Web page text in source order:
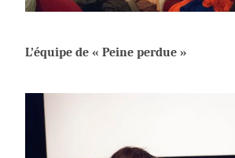
L’équipe de « Peine perdue »